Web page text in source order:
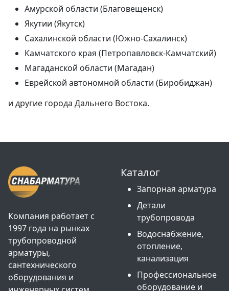
Амурской области (Благовещенск)
Якутии (Якутск)
Сахалинской области (Южно-Сахалинск)
Камчатского края (Петропавловск-Камчатский)
Магаданской области (Магадан)
Еврейской автономной области (Биробиджан)
и другие города Дальнего Востока.
Компания работает с
1997 года на рынках
трубопроводной
арматуры,
сантехнического
оборудования и
Каталог
Запорная арматура
Детали
трубопровода
Водоснабжение,
отопление,
канализация
Профессиональное
оборудование и